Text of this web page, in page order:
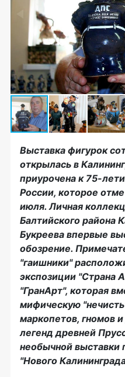
Выставка фигурок
открылась в
приурочена к 75-
России, которое
июля. Личная
Балтийского района
Букреева впервые
обозрение.
"гаишники"
экспозиции "Страна
"ГранАрт", которая
мифическую
маркопетов, гномов
легенд древней
необычной выставки
"Нового